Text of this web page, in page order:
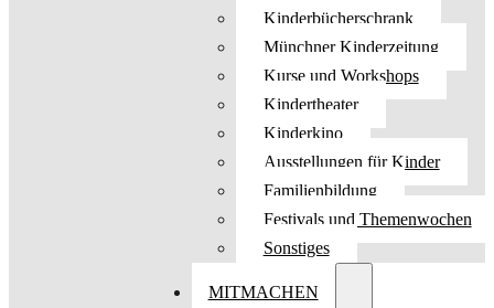
Kinderbücherschrank
Münchner Kinderzeitung
Kurse und Workshops
Kindertheater
Kinderkino
Ausstellungen für Kinder
Familienbildung
Festivals und Themenwochen
Sonstiges
MITMACHEN